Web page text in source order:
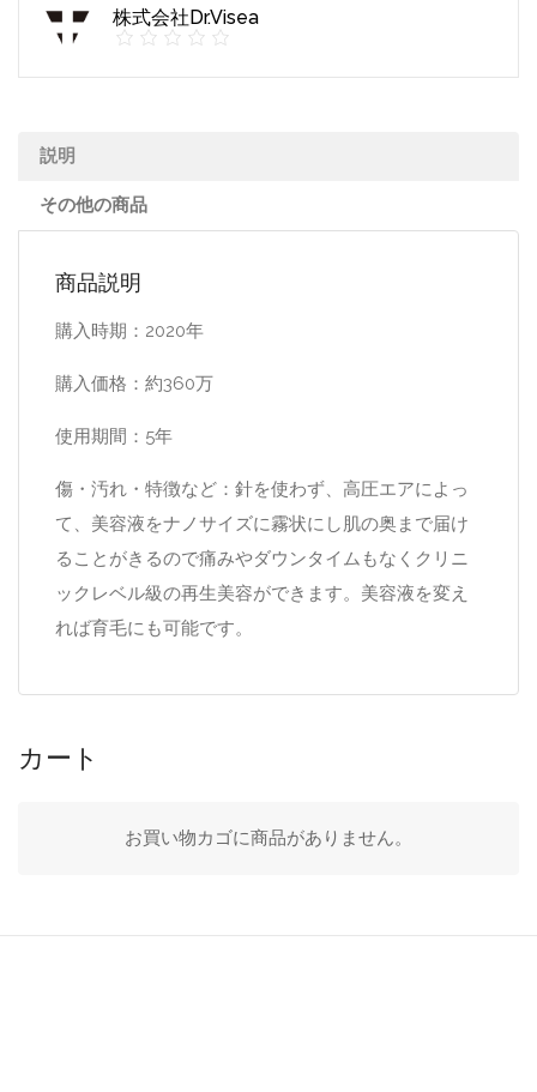
株式会社Dr.Visea
説明
その他の商品
商品説明
購入時期：2020年
購入価格：約360万
使用期間：5年
傷・汚れ・特徴など：針を使わず、高圧エアによっ
て、美容液をナノサイズに霧状にし肌の奥まで届け
ることがきるので痛みやダウンタイムもなくクリニ
ックレベル級の再生美容ができます。美容液を変え
れば育毛にも可能です。
カート
お買い物カゴに商品がありません。